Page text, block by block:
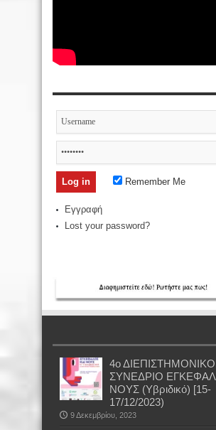
Remember Me
Εγγραφή
Lost your password?
4ο ΔΙΕΠΙΣΤΗΜΟΝΙΚΟ
ΣΥΝΕΔΡΙΟ
ΝΟΥΣ (Υβριδικό) [15-
17/12/2023)
9 Δεκεμβρίου, 2023